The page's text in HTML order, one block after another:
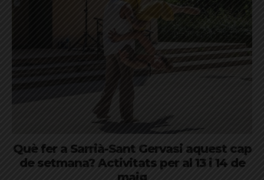
Què fer a Sarrià-Sant Gervasi aquest cap
de setmana? Activitats per al 13 i 14 de
maig